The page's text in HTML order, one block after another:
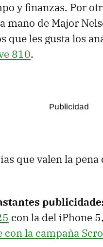
y finanzas. Por
mano de Major
que les gusta los
810.
que valen la
con la del iPhone
con la campaña